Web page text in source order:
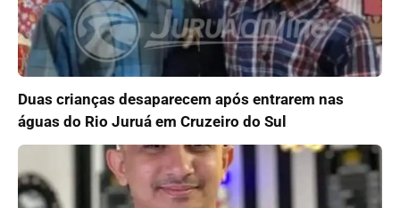
Duas crianças desaparecem após entrarem nas
águas do Rio Juruá em Cruzeiro do Sul